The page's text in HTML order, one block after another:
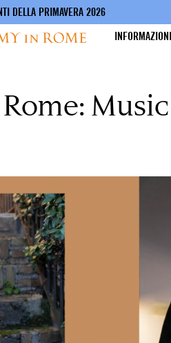
DELLA PRIMAVERA 2026
INFORMAZIONI